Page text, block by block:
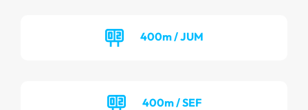
400m / JUM
400m / SEF